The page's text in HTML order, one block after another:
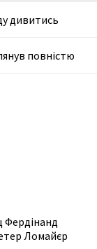
дивитись
повністю
Фердінанд
Ломайєр